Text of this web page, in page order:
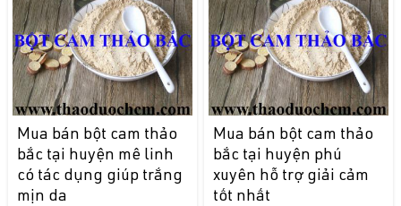
Mua bán bột cam thảo
bắc tại huyện mê linh
có tác dụng giúp trắng
mịn da
Mua bán bột cam thảo
bắc tại huyện phú
xuyên hỗ trợ giải cảm
tốt nhất